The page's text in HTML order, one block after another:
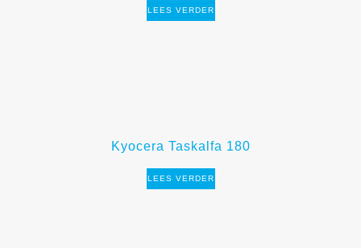
LEES VERDER
Kyocera Taskalfa 180
LEES VERDER